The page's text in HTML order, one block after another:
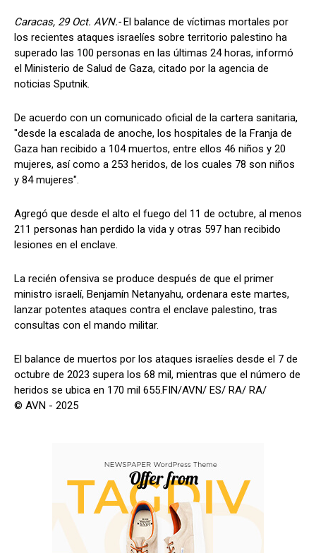
Caracas, 29 Oct. AVN.- El balance de víctimas mortales por
los recientes ataques israelíes sobre territorio palestino ha
superado las 100 personas en las últimas 24 horas, informó
el Ministerio de Salud de Gaza, citado por la agencia de
noticias Sputnik.
De acuerdo con un comunicado oficial de la cartera sanitaria,
"desde la escalada de anoche, los hospitales de la Franja de
Gaza han recibido a 104 muertos, entre ellos 46 niños y 20
mujeres, así como a 253 heridos, de los cuales 78 son niños
y 84 mujeres".
Agregó que desde el alto el fuego del 11 de octubre, al menos
211 personas han perdido la vida y otras 597 han recibido
lesiones en el enclave.
La recién ofensiva se produce después de que el primer
ministro israelí, Benjamín Netanyahu, ordenara este martes,
lanzar potentes ataques contra el enclave palestino, tras
consultas con el mando militar.
El balance de muertos por los ataques israelíes desde el 7 de
octubre de 2023 supera los 68 mil, mientras que el número de
heridos se ubica en 170 mil 655.FIN/AVN/ ES/ RA/ RA/
© AVN - 2025